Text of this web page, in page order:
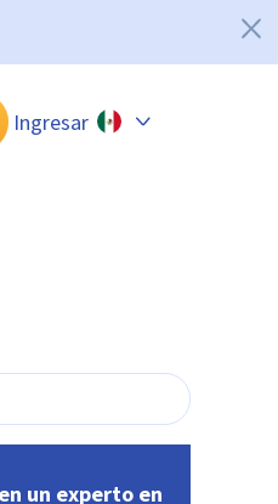
Ingresar
un experto en